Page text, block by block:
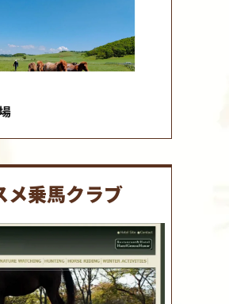
メ乗馬クラブ